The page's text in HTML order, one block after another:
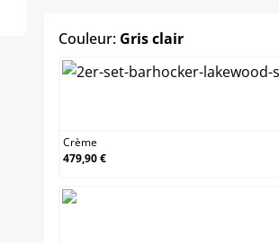
Couleur: Gris clairselect
Crème
479,90 €